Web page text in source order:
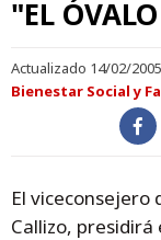
"EL
Actualizado 14/02/
Bienestar Social y
El viceconsejero
Callizo,